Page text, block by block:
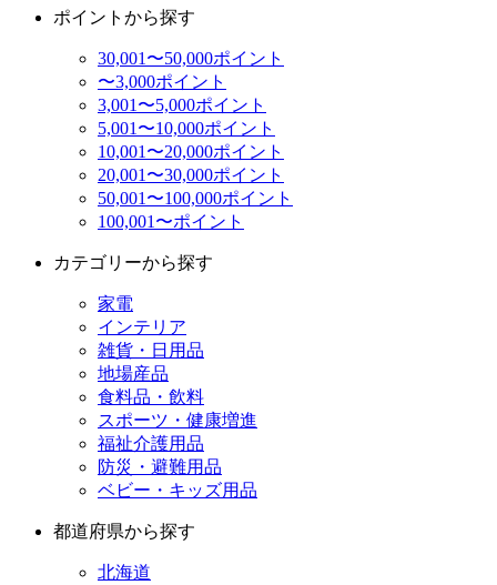
ポイントから探す
30,001〜50,000ポイント
〜3,000ポイント
3,001〜5,000ポイント
5,001〜10,000ポイント
10,001〜20,000ポイント
20,001〜30,000ポイント
50,001〜100,000ポイント
100,001〜ポイント
カテゴリーから探す
家電
インテリア
雑貨・日用品
地場産品
食料品・飲料
スポーツ・健康増進
福祉介護用品
防災・避難用品
ベビー・キッズ用品
都道府県から探す
北海道